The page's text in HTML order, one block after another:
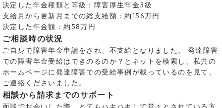
決定した年金種類と等級：障害厚生年金3級
支給月から更新月までの総支給額：約156万円
決定した年金額：約58万円
ご相談時の状況
ご自身で障害年金申請をされ、不支給となりました。 発達障害
での障害年金受給はできのるのか？とネットを検索し、私共の
ホームページに発達障害での受給事例が載っているのを見て、
ご連絡くださいました。
相談から請求までのサポート